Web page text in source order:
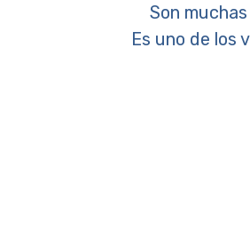
Son
Es uno de los